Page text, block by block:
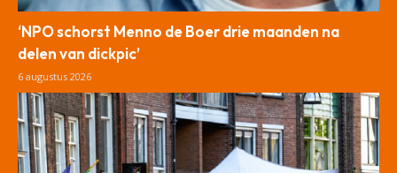
‘NPO schorst Menno de Boer drie maanden na
delen van dickpic’
6 augustus 2026